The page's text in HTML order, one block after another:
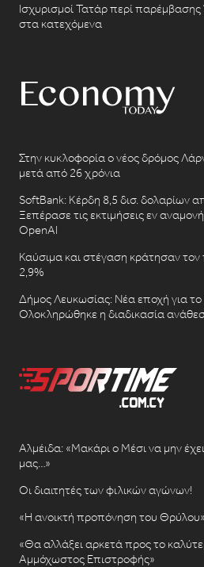
Ισχυρισμοί Τατάρ περί παρέμβασης
στα κατεχόμενα
Στην κυκλοφορία ο νέος δρόμος
μετά από 26 χρόνια
SoftBank: Κέρδη 8,5 δισ. δολαρίων
Ξεπέρασε τις εκτιμήσεις εν
OpenAI
Καύσιμα και στέγαση κράτησαν
2,9%
Δήμος Λευκωσίας: Νέα εποχή για
Ολοκληρώθηκε η διαδικασία
Αλμέιδα: «Μακάρι ο Μέσι να μην
μας…»
Οι διαιτητές των φιλικών αγώνων!
«Η ανοικτή προπόνηση του Θρύλου»
«Θα αλλάξει αρκετά προς το
Αμμόχωστος Επιστροφής»